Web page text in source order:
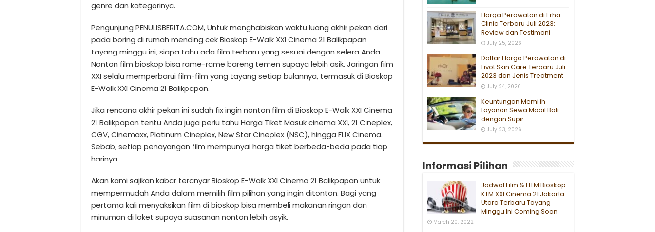
genre dan kategorinya.
Pengunjung PENULISBERITA.COM, Untuk menghabiskan waktu luang akhir pekan dari
pada boring di rumah mending cek Bioskop E-Walk XXI Cinema 21 Balikpapan
tayang minggu ini, siapa tahu ada film terbaru yang sesuai dengan selera Anda.
Nonton film bioskop bisa rame-rame bareng temen supaya lebih asik. Jaringan film
XXI selalu memperbarui film-film yang tayang setiap bulannya, termasuk di Bioskop
E-Walk XXI Cinema 21 Balikpapan.
Jika rencana akhir pekan ini sudah fix ingin nonton film di Bioskop E-Walk XXI Cinema
21 Balikpapan tentu Anda juga perlu tahu Harga Tiket Masuk cinema XXI, 21 Cineplex,
CGV, Cinemaxx, Platinum Cineplex, New Star Cineplex (NSC), hingga FLIX Cinema.
Sebab, setiap penayangan film mempunyai harga tiket berbeda-beda pada tiap
harinya.
Akan kami sajikan kabar teranyar Bioskop E-Walk XXI Cinema 21 Balikpapan untuk
mempermudah Anda dalam memilih film pilihan yang ingin ditonton. Bagi yang
pertama kali menyaksikan film di bioskop bisa membeli makanan ringan dan
minuman di loket supaya suasanan nonton lebih asyik.
Harga Perawatan di Erha
Clinic Terbaru Juli 2023:
Review dan Testimoni
July 25, 2026
Daftar Harga Perawatan di
Fivot Skin Care Terbaru Juli
2023 dan Jenis Treatment
July 24, 2026
Keuntungan Memilih
Layanan Sewa Mobil Bali
dengan Supir
July 23, 2026
Informasi Pilihan
Jadwal Film & HTM Bioskop
KTM XXI Cinema 21 Jakarta
Utara Terbaru Tayang
Minggu Ini Coming Soon
March 20, 2022